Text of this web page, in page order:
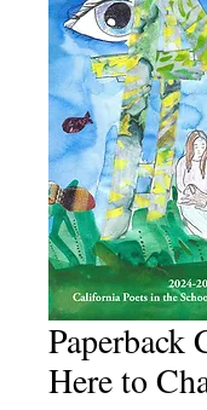
Paperback
Here to